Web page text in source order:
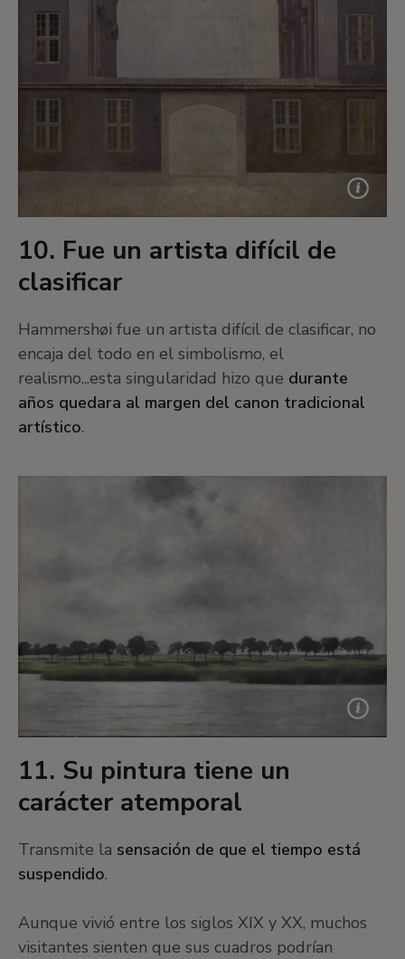
10. Fue un artista difícil de
clasificar
Hammershøi fue un artista difícil de clasificar, no
encaja del todo en el simbolismo, el
realismo...esta singularidad hizo que durante
años quedara al margen del canon tradicional
artístico.
11. Su pintura tiene un
carácter atemporal
Transmite la sensación de que el tiempo está
suspendido.
Aunque vivió entre los siglos XIX y XX, muchos
visitantes sienten que sus cuadros podrían